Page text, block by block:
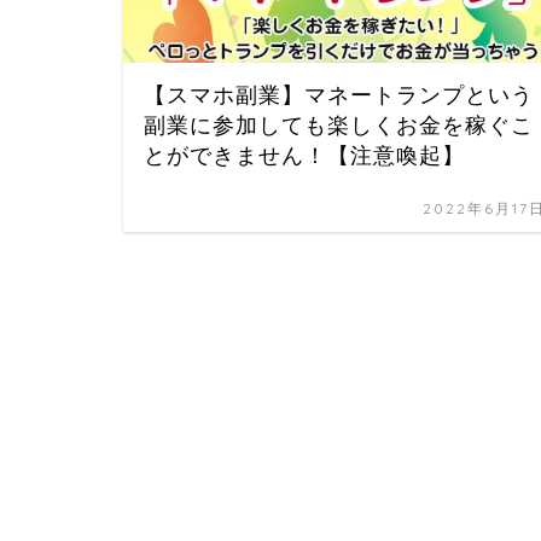
【スマホ副業】マネートランプという
副業に参加しても楽しくお金を稼ぐこ
とができません！【注意喚起】
2022年6月17